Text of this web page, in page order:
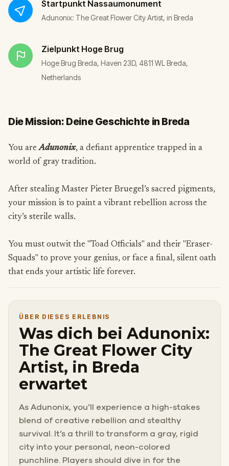
Startpunkt Nassaumonument
Adunonix: The Great Flower City Artist, in Breda
Zielpunkt Hoge Brug
Hoge Brug Breda, Haven 23D, 4811 WL Breda,
Netherlands
Die Mission: Deine Geschichte in Breda
You areAdunonix, a defiant apprentice trapped in a
world of gray tradition.
After stealing Master Pieter Bruegel’s sacred pigments,
your mission is to paint a vibrant rebellion across the
city’s sterile walls.
You must outwit the "Toad Officials" and their "Eraser-
Squads" to prove your genius, or face a final, silent oath
that ends your artistic life forever.
ÜBER DIESES ERLEBNIS
Was dich bei Adunonix:
The Great Flower City
Artist, in Breda
erwartet
As Adunonix, you’ll experience a high-stakes
blend of creative rebellion and stealthy
survival. It’s a thrill to transform a gray, rigid
city into your personal, neon-colored
punchline. Players should dive in for the